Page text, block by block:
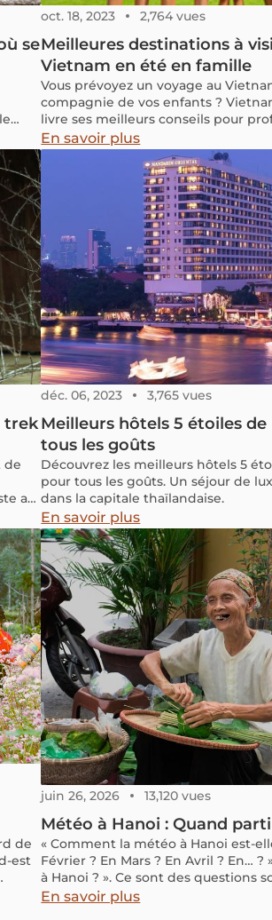
se
il
et
de
oct. 18, 2023 2,764 vues
Meilleures destinations à
Vietnam en été en famille
Vous prévoyez un voyage au
compagnie de vos enfants ?
livre ses meilleurs conseils pour
charmant pays en famille.
En savoir plus
trek
de
a
à
déc. 06, 2023 3,765 vues
Meilleurs hôtels 5 étoiles
tous les goûts
Découvrez les meilleurs hôtels 5
pour tous les goûts. Un séjour de
dans la capitale thaïlandaise.
En savoir plus
de
est
à
juin 26, 2026 13,120 vues
Météo à Hanoi : Quand
« Comment la météo à Hanoi est-
Février ? En Mars ? En Avril ? En… ?
à Hanoi ? ». Ce sont des questions
avant de partir en direction Hanoi –
En savoir plus